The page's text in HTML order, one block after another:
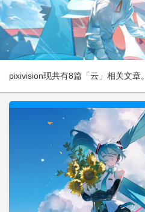
pixivision现共有8篇「云」相关文章。